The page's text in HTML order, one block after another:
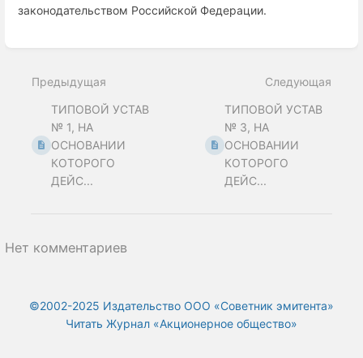
законодательством Российской Федерации.
mode
Предыдущая
ТИПОВОЙ УСТАВ
№ 1, НА
ОСНОВАНИИ
КОТОРОГО
ДЕЙС...
Следующая
ТИПОВОЙ УСТАВ
№ 3, НА
ОСНОВАНИИ
КОТОРОГО
ДЕЙС...
Нет комментариев
©2002-2025 Издательство ООО «‎Советник эмитента»
Читать Журнал «Акционерное общество»